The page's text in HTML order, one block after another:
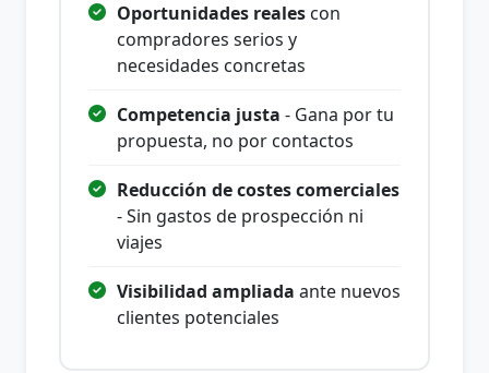
Oportunidades reales con
compradores serios y
necesidades concretas
Competencia justa - Gana por tu
propuesta, no por contactos
Reducción de costes comerciales
- Sin gastos de prospección ni
viajes
Visibilidad ampliada ante nuevos
clientes potenciales